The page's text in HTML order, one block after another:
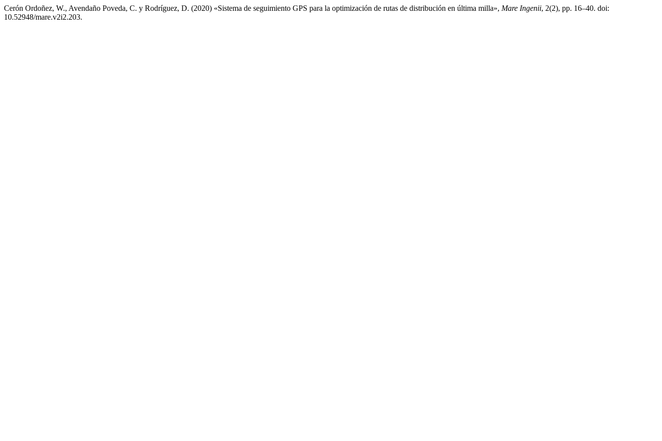
Cerón Ordoñez, W., Avendaño Poveda, C. y Rodríguez, D. (2020) «Sistema de seguimiento GPS para la optimización de rutas de distribución en última milla», Mare Ingenii, 2(2), pp. 16–40. doi:
10.52948/mare.v2i2.203.